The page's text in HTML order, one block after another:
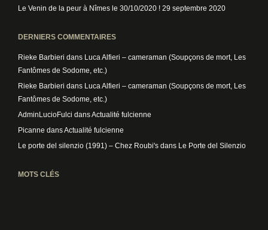
Le Venin de la peur à Nîmes le 30/10/2020 ! 29 septembre 2020
DERNIERS COMMENTAIRES
Rieke Barbieri dans Luca Alfieri – cameraman (Soupçons de mort, Les
Fantômes de Sodome, etc.)
Rieke Barbieri dans Luca Alfieri – cameraman (Soupçons de mort, Les
Fantômes de Sodome, etc.)
AdminLucioFulci dansActualité fulcienne
Picanne dansActualité fulcienne
Le porte del silenzio (1991) – Chez Roubi's dans Le Porte del Silenzio
MOTS CLÉS